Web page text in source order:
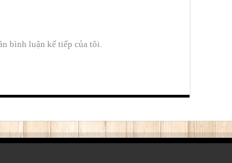
bình luận kế tiếp của tôi.